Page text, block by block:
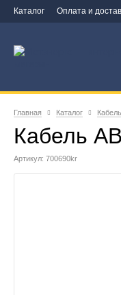
Каталог Оплата и
Главная Каталог
Кабель
Артикул: 700690kr